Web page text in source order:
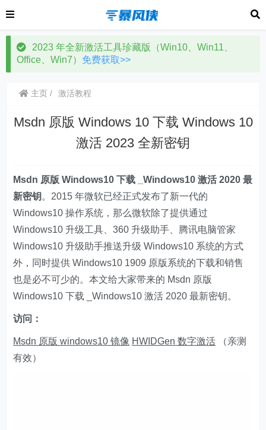
2023 年全新激活工具珍藏版（Win10、Win11、
Office、Win7） 免费获取>>
主页 激活教程
Msdn 原版 Windows 10 下载 Windows 10
激活 2023 全新密钥
Msdn 原版 Windows10 下载 _Windows10 激活 2020 最
新密钥 。2015 年微软已经正式发布了新一代的
Windows10 操作系统，那么微软除了提供通过
Windows10 升级工具、360 升级助手、腾讯电脑管家
Windows10 升级助手推送升级 Windows10 系统的方式
外，同时提供 Windows10 1909 原版系统的下载和销售
也是必不可少的。本文给大家带来的 Msdn 原版
Windows10 下载 _Windows10 激活 2020 最新密钥。
访问：
Msdn 原版 windows10 镜像 HWIDGen 数字激活 （亲测
有效）